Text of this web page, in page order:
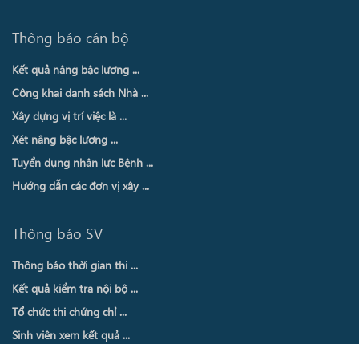
Thông báo cán bộ
Kết quả nâng bậc lương ...
Công khai danh sách Nhà ...
Xây dựng vị trí việc là ...
Xét nâng bậc lương ...
Tuyển dụng nhân lực Bệnh ...
Hướng dẫn các đơn vị xây ...
Thông báo SV
Thông báo thời gian thi ...
Kết quả kiểm tra nội bộ ...
Tổ chức thi chứng chỉ ...
Sinh viên xem kết quả ...